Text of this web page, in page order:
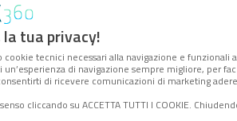
tua privacy!
tecnici necessari alla navigazione e funzionali
di navigazione sempre migliore, per
di ricevere comunicazioni di marketing
cliccando su ACCETTA TUTTI I COOKIE.